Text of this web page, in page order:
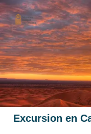
Excursion en